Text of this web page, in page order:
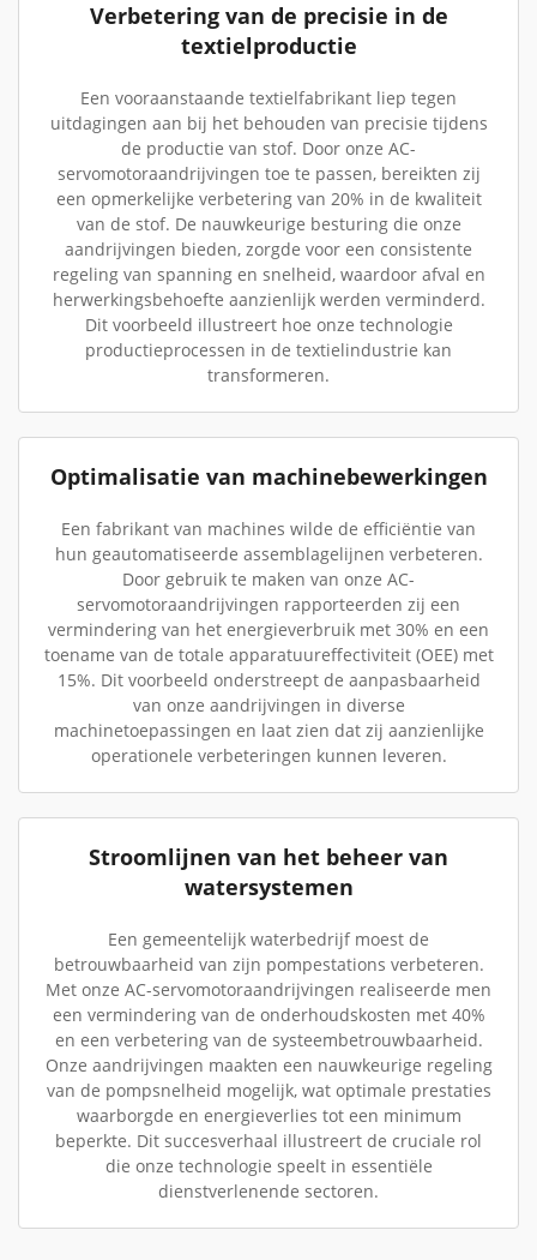
Verbetering van de precisie in de
textielproductie
Een vooraanstaande textielfabrikant liep tegen
uitdagingen aan bij het behouden van precisie tijdens
de productie van stof. Door onze AC-
servomotoraandrijvingen toe te passen, bereikten zij
een opmerkelijke verbetering van 20% in de kwaliteit
van de stof. De nauwkeurige besturing die onze
aandrijvingen bieden, zorgde voor een consistente
regeling van spanning en snelheid, waardoor afval en
herwerkingsbehoefte aanzienlijk werden verminderd.
Dit voorbeeld illustreert hoe onze technologie
productieprocessen in de textielindustrie kan
transformeren.
Optimalisatie van machinebewerkingen
Een fabrikant van machines wilde de efficiëntie van
hun geautomatiseerde assemblagelijnen verbeteren.
Door gebruik te maken van onze AC-
servomotoraandrijvingen rapporteerden zij een
vermindering van het energieverbruik met 30% en een
toename van de totale apparatuureffectiviteit (OEE) met
15%. Dit voorbeeld onderstreept de aanpasbaarheid
van onze aandrijvingen in diverse
machinetoepassingen en laat zien dat zij aanzienlijke
operationele verbeteringen kunnen leveren.
Stroomlijnen van het beheer van
watersystemen
Een gemeentelijk waterbedrijf moest de
betrouwbaarheid van zijn pompestations verbeteren.
Met onze AC-servomotoraandrijvingen realiseerde men
een vermindering van de onderhoudskosten met 40%
en een verbetering van de systeembetrouwbaarheid.
Onze aandrijvingen maakten een nauwkeurige regeling
van de pompsnelheid mogelijk, wat optimale prestaties
waarborgde en energieverlies tot een minimum
beperkte. Dit succesverhaal illustreert de cruciale rol
die onze technologie speelt in essentiële
dienstverlenende sectoren.